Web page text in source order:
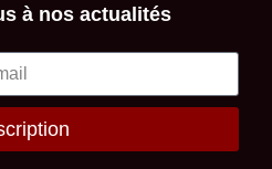
à nos actualités